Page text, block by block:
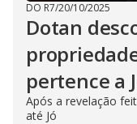
DO R7/20/10/2025
Dotan
pertence a
Após a revelação
até Jó